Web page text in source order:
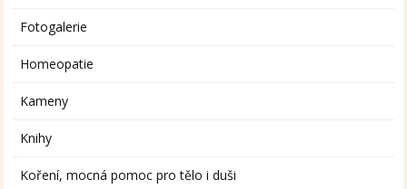
Fotogalerie
Homeopatie
Kameny
Knihy
Koření, mocná pomoc pro tělo i duši